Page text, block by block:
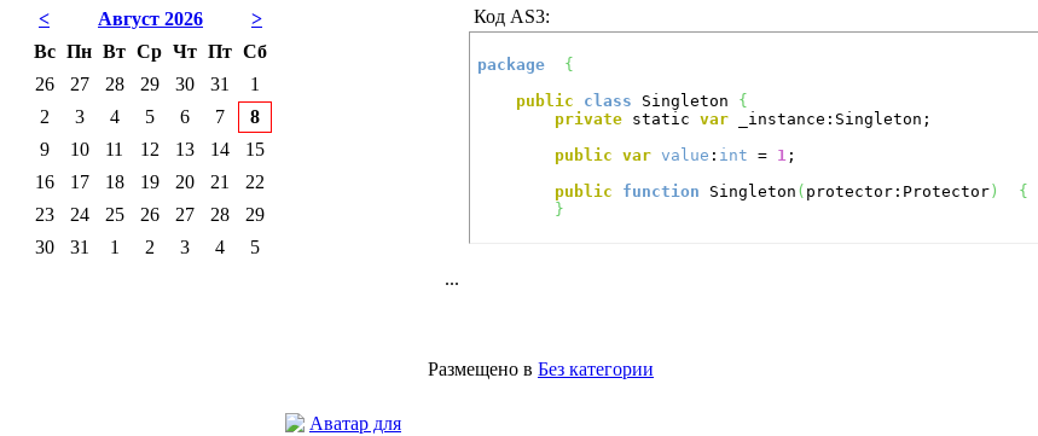
Код AS3:
package
{
public
class Singleton {
private static var _instance:Singleton;
public var value : int = 1 ;
public
function Singleton ( protector:Protector )
{
}
...
Размещено в Без категории
<
>
Август 2026
Вс Пн Вт Ср Чт Пт Сб
26
27 28 29 30 31
1
2
3 4 5 6 7
8
9
10 11 12 13 14
15
16
17 18 19 20 21
22
23
24 25 26 27 28
29
30
31 1 2 3 4 5